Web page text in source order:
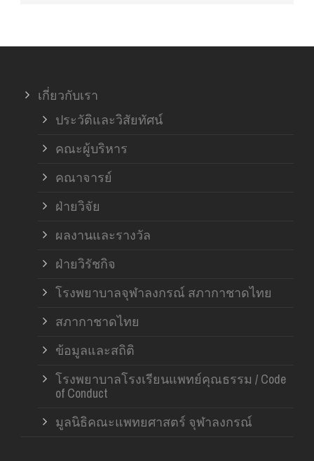
เกี่ยวกับเรา
ประวัติและวิสัยทัศน์
คณะผู้บริหาร
คณาจารย์
ฝ่ายวิจัย
ผลงานและรางวัล
ฝ่ายวิรัชกิจ
โรงพยาบาลจุฬาลงกรณ์ สภากาชาดไทย
สภากาชาดไทย
ข้อมูลและสถิติ
โรงพยาบาลโรงเรียนแพทย์คุณธรรม / Code
of Conduct
มูลนิธิคณะแพทยศาสตร์ จุฬาลงกรณ์